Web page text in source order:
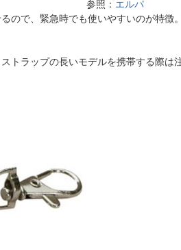
参照： エルパ
で、緊急時でも使いやすいのが特徴
トラップの長いモデルを携帯する際